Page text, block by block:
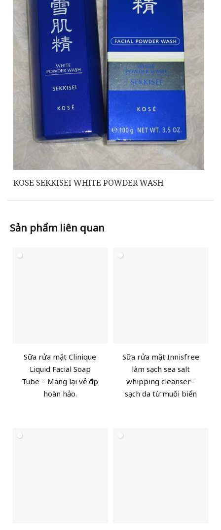
KOSE SEKKISEI WHITE POWDER WASH
Sản phẩm liên quan
Sữa rửa mặt Clinique
Liquid Facial Soap
Tube – Mang lại vẻ đẹp
hoàn hảo.
Sữa rửa mặt Innisfree
làm sạch sea salt
whipping cleanser–
sạch da từ muối biển